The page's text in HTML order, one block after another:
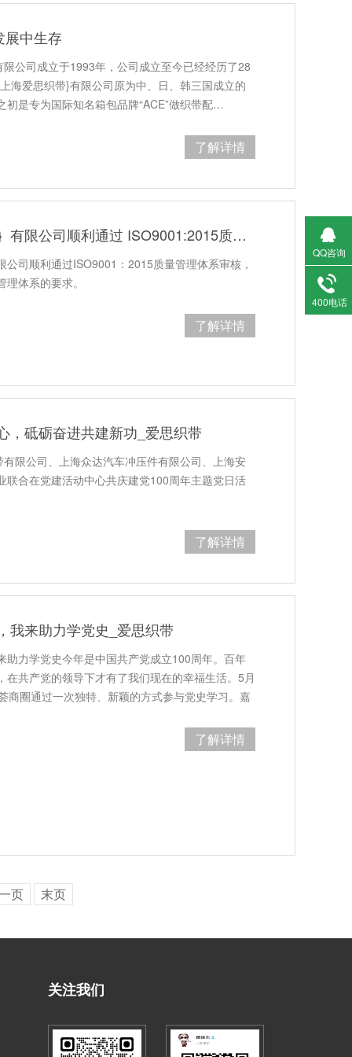
展中生存
公司成立于1993年，公司成立至今已经经历了28
海爱思织带}有限公司原为中、日、韩三国成立的
初是专为国际知名箱包品牌“ACE”做织带配…
了解详情
上海爱思｛织带｝有限公司顺利通过 ISO9001:2015质量管理体系审核
公司顺利通过ISO9001：2015质量管理体系审核，
体系的要求。
了解详情
，砥砺奋进共建新功_爱思织带
限公司、上海众达汽车冲压件有限公司、上海安
联合在党建活动中心共庆建党100周年主题党日活
了解详情
我来助力学党史_爱思织带
助力学党史今年是中国共产党成立100周年。百年
在共产党的领导下才有了我们现在的幸福生活。5月
商圈通过一次独特、新颖的方式参与党史学习。嘉
了解详情
页 末页
关注我们
QQ咨询
400电话